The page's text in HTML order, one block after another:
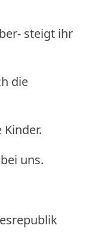
steigt ihr
die
uns.